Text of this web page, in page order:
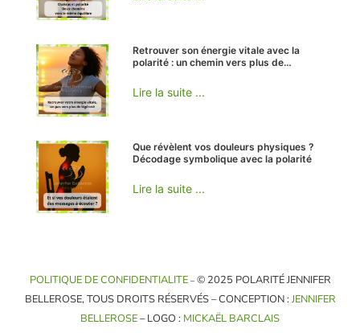
Retrouver son énergie vitale avec la
polarité : un chemin vers plus de
Lire la suite ...
Que révèlent vos douleurs physiques ?
Décodage symbolique avec la polarité
Lire la suite ...
POLITIQUE DE CONFIDENTIALITE –© 2025 POLARITÉ JENNIFER
BELLEROSE, TOUS DROITS RÉSERVÉS – CONCEPTION : JENNIFER
BELLEROSE– LOGO : MICKAËL BARCLAIS